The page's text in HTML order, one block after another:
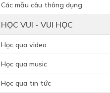
Các mẫu câu thông dụng
HỌC VUI - VUI HỌC
Học qua video
Học qua music
Học qua tin tức